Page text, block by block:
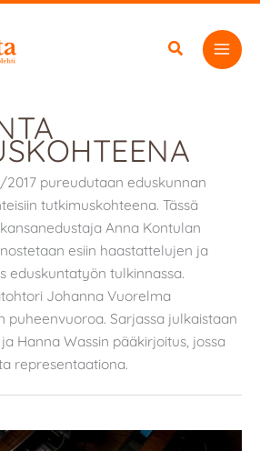
2017 pureudutaan eduskunnan
tutkimuskohteena. Tässä
Anna Kontulan
esiin haastattelujen ja
eduskuntatyön tulkinnassa.
Johanna Vuorelma
puheenvuoroa. Sarjassa julkaistaan
Hanna Wassin pääkirjoitus, jossa
representaationa.